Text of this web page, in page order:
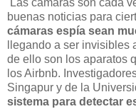
Las cámaras son cada
buenas noticias para
cámaras espía sean
llegando a ser
de ello son los aparatos
los Airbnb.
Singapur y de la
sistema para detectar